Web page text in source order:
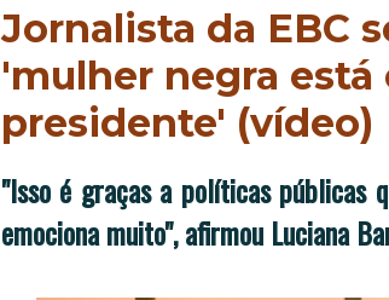
Jornalista da EBC
'mulher negra
presidente' (vídeo)
"Isso é graças a políticas públicas
emociona muito", afirmou Luciana